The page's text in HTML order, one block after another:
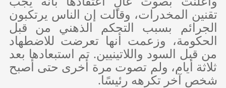
تقنين المخدرات، وقالت إن الناس يرتكبون
الجرائم بسبب التحكم الذهني من قبل
الحكومة، وزعمت أنها تعرضت للاضطهاد
من قبل السود واللاتينيين. تم استبعادها بعد
ثلاثة أيام، ولم تصوت مرة أخرى حتى أصبح
شخص آخر تكرهه رئيسًا.